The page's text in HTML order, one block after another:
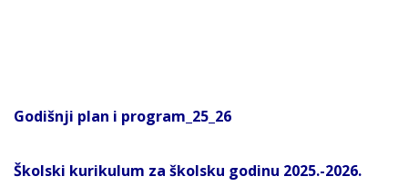
Godišnji plan i program_25_26
Školski kurikulum za školsku godinu 2025.-2026.